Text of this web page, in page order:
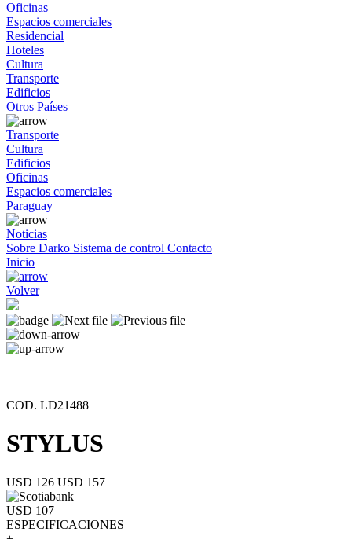
Oficinas
Espacios comerciales
Residencial
Hoteles
Cultura
Transporte
Edificios
Otros Países
Transporte
Cultura
Edificios
Oficinas
Espacios comerciales
Paraguay
Noticias
Sobre Darko Sistema de control Contacto
Inicio
Volver
COD. LD21488
STYLUS
USD 126 USD 157
USD 107
ESPECIFICACIONES